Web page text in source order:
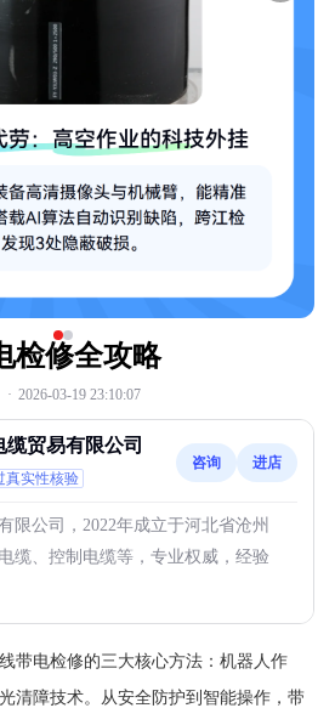
检修全攻略
· 2026-03-19 23:10:07
缆贸易有限公司
真实性核验
咨询 进店
限公司，2022年成立于河北省沧州
缆、控制电缆等，专业权威，经验
带电检修的三大核心方法：机器人作
清障技术。从安全防护到智能操作，带